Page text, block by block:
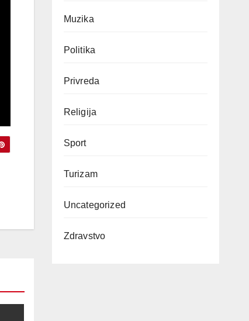
Muzika
Politika
Privreda
Religija
Sport
Turizam
Uncategorized
Zdravstvo